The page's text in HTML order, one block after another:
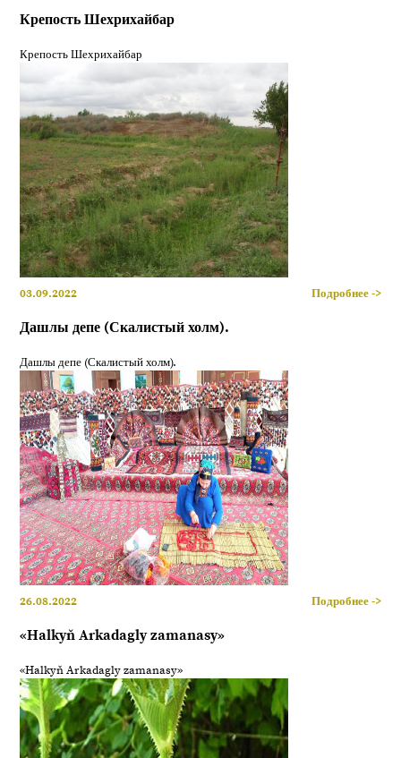
Крепость Шехрихайбар
Крепость Шехрихайбар
03.09.2022 Подробнее ->
Дашлы депе (Скалистый холм).
Дашлы депе (Скалистый холм).
26.08.2022 Подробнее ->
«Halkyň Arkadagly zamanasy»
«Halkyň Arkadagly zamanasy»